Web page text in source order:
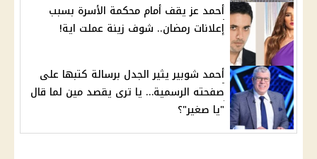
أحمد عز يقف أمام محكمة الأسرة بسبب
إعلانات رمضان.. شوف زينة عملت اية!
أحمد شوبير يثير الجدل برسالة كتبها على
صفحته الرسمية… يا ترى يقصد مين لما قال
"يا صغير"؟